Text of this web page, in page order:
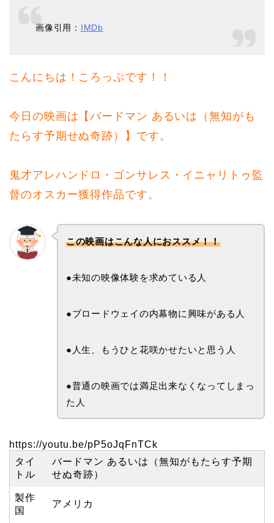
画像引用： IMDb
こんにちは！ころっぷです！！
今日の映画は【バードマン あるいは（無知がも
たらす予期せぬ奇跡）】です。
鬼才アレハンドロ・ゴンサレス・イニャリトゥ監
督のオスカー獲得作品です。
この映画はこんな人におススメ！！
●未知の映像体験を求めている人
●ブロードウェイの内幕物に興味がある人
●人生、もうひと花咲かせたいと思う人
●普通の映画では満足出来なくなってしまっ
た人
https://youtu.be/pP5oJqFnTCk
タイ
トル
バードマン あるいは（無知がもたらす予期
せぬ奇跡）
製作
国
アメリカ